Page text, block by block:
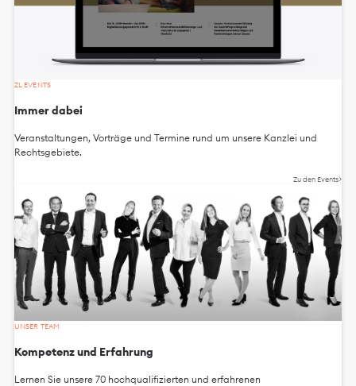
ZL EVENTS
Immer dabei
Veranstaltungen, Vorträge und Termine rund um unsere Kanzlei und
Rechtsgebiete.
Zu den Events
UNSER TEAM
Kompetenz und Erfahrung
Lernen Sie unsere 70 hochqualifizierten und erfahrenen